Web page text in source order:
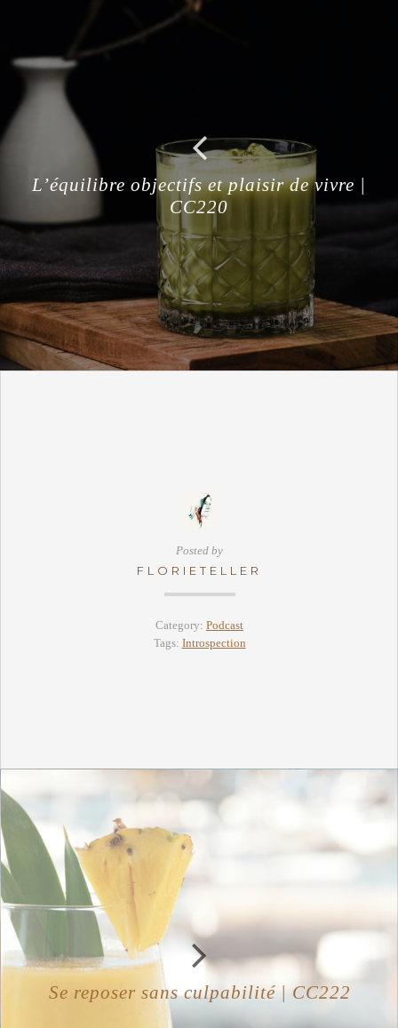
L’équilibre objectifs et plaisir de vivre |
CC220
Posted by
FLORIETELLER
Category: Podcast
Tags: Introspection
Se reposer sans culpabilité | CC222